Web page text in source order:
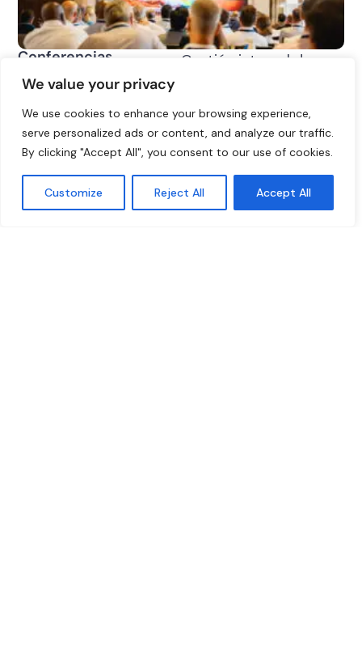
We value your privacy
We use cookies to enhance your browsing experience,
serve personalized ads or content, and analyze our traffic.
By clicking "Accept All", you consent to our use of cookies.
Customize Reject All Accept All
Conferencias
Gestión integral de
del lugar, la puesta en
escena, la producción y
proveedores para
eventos impactantes y